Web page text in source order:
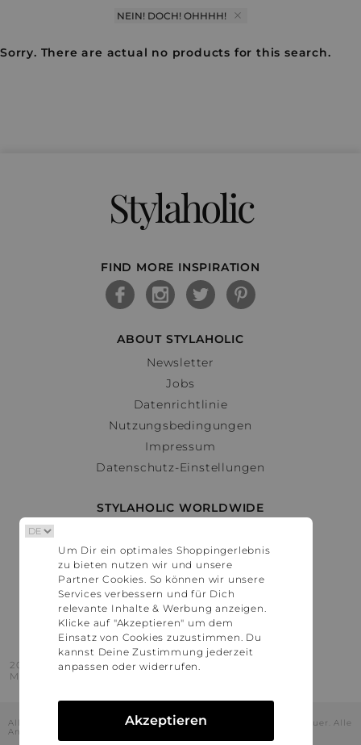
NEIN! DOCH! OHHHH!
Sorry. There are actual no products for this search.
Stylaholic
FIND MORE INSPIRATION
ABOUT STYLAHOLIC
Newsletter
Jobs
Datenrichtlinie
Nutzungsbedingungen
Impressum
Datenschutz-Einstellungen
STYLAHOLIC WORLDWIDE
Österreich
Schweiz
France
United States
2016 - 2026 © Stylaholic.
Made for you with love in munich.
Alle Preise inkl. der jeweils geltenden gesetzlichen Mehrwertsteuer. Alle
Angaben ohne Gewähr.
Um Dir ein optimales Shoppingerlebnis
zu bieten nutzen wir und unsere
Partner Cookies. So können wir unsere
Services verbessern und für Dich
relevante Inhalte & Werbung anzeigen.
Klicke auf "Akzeptieren" um dem
Einsatz von Cookies zuzustimmen. Du
kannst Deine Zustimmung jederzeit
anpassen oder widerrufen.
Akzeptieren